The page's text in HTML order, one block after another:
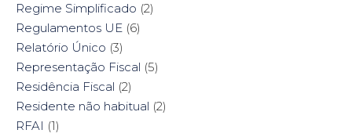
Regime Simplificado (2)
Regulamentos UE (6)
Relatório Único (3)
Representação Fiscal (5)
Residência Fiscal (2)
Residente não habitual (2)
RFAI (1)